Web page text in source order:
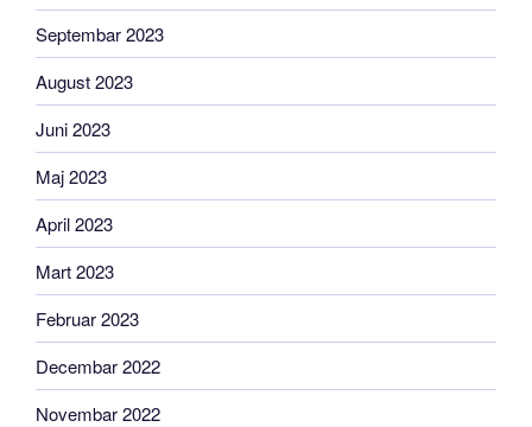
Septembar 2023
August 2023
Juni 2023
Maj 2023
April 2023
Mart 2023
Februar 2023
Decembar 2022
Novembar 2022